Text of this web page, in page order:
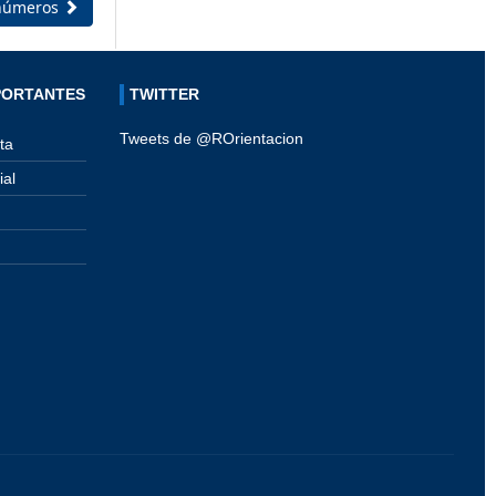
TWITTER
Tweets de @ROrientacion